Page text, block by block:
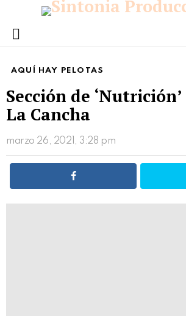
Menu
AQUÍ HAY PELOTAS
Sección de
La Cancha
marzo 26, 2021, 3:28 pm